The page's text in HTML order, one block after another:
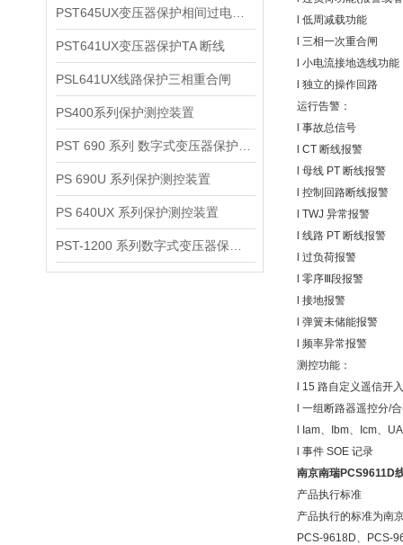
PST641UX变压器保护TA 断线
PSL641UX线路保护三相重合闸
PS400系列保护测控装置
PS 690U 系列保护测控装置
PS 640UX 系列保护测控装置
l 低周减载功能
l 三相一次重合闸
l 小电流接地选线功
l 独立的操作回路
运行告警：
l 事故总信号
l CT 断线报警
l 母线 PT 断线报警
l 控制回路断线报警
l TWJ 异常报警
l 线路 PT 断线报警
l 过负荷报警
l 零序Ⅲ段报警
l 接地报警
l 弹簧未储能报警
l 频率异常报警
测控功能：
l 15 路自定义遥信开入
l 一组断路器遥控分/
l Iam、Ibm、Icm、
l 事件 SOE 记录
南京南瑞PCS9611D
产品执行标准
产品执行的标准为南
PCS-9618D、PCS-